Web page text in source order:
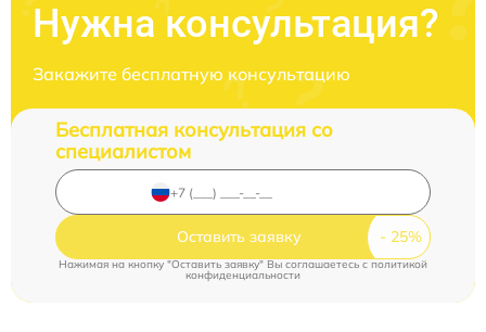
Нужна консультация?
Закажите бесплатную консультацию
Бесплатная консультация со
специалистом
Оставить заявку
Нажимая на кнопку "Оставить заявку" Вы соглашаетесь cполитикой
конфиденциальности